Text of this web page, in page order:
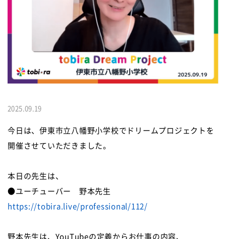
2025.09.19
今日は、伊東市立八幡野小学校でドリームプロジェクトを
開催させていただきました。
本日の先生は、
●ユーチューバー 野本先生
https://tobira.live/professional/112/
野本先生は、 YouTubeの定義からお仕事の内容、